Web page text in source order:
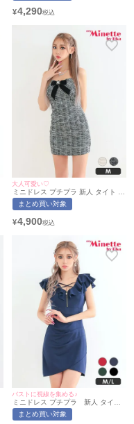
マイミネット
¥4,290
大人可愛い♡
ミニドレス プチプラ 新人 タイト ツ
イード ワンピース 韓国ドレス キャ
ミソール 低身長 リボン ブローチ ガ
用/Mサイズ対応) | myMinette/マイ
まとめ買い対象
¥4,900
バストに視線を集める♪
ミニドレス プチプラ 新人 タイト
セクシー 低身長 谷間 フリル袖 パー
ル バストクロス 黒 キャバドレス
まとめ買い対象